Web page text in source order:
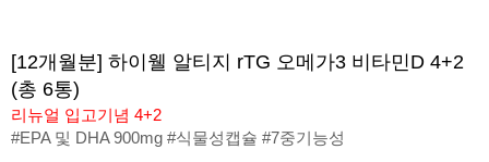
[12개월분] 하이웰 알티지 rTG 오메가3 비타민D 4+2
(총 6통)
리뉴얼 입고기념 4+2
#EPA 및 DHA 900mg #식물성캡슐 #7중기능성